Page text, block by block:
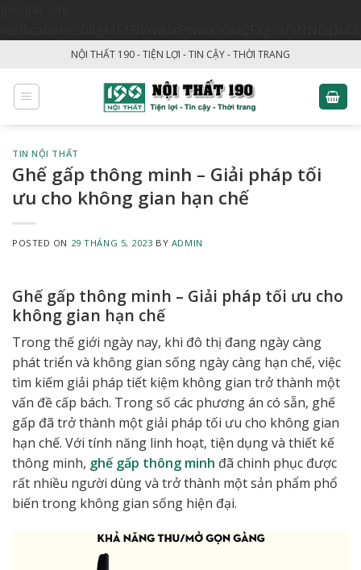
content
NỘI THẤT 190 - TIỆN LỢI - TIN CẬY - THỜI TRANG
TIN NỘI THẤT
Ghế gấp thông minh – Giải pháp tối
ưu cho không gian hạn chế
POSTED ON 29 THÁNG 5, 2023 BY ADMIN
Ghế gấp thông minh – Giải pháp tối ưu cho
không gian hạn chế
Trong thế giới ngày nay, khi đô thị đang ngày càng
phát triển và không gian sống ngày càng hạn chế, việc
tìm kiếm giải pháp tiết kiệm không gian trở thành một
vấn đề cấp bách. Trong số các phương án có sẵn, ghế
gấp đã trở thành một giải pháp tối ưu cho không gian
hạn chế. Với tính năng linh hoạt, tiện dụng và thiết kế
thông minh, ghế gấp thông minh đã chinh phục được
rất nhiều người dùng và trở thành một sản phẩm phổ
biến trong không gian sống hiện đại.